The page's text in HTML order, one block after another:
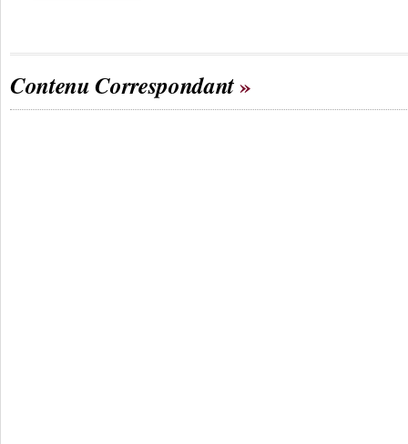
Contenu Correspondant